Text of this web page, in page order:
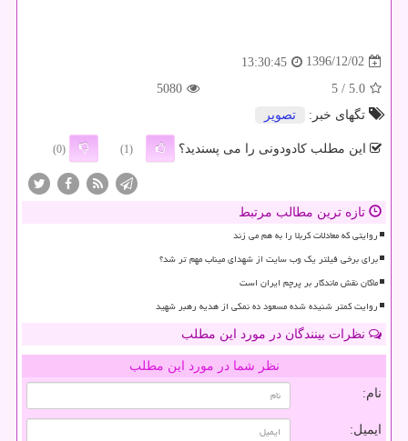
1396/12/02
13:30:45
5.0
/ 5
5080
تگهای خبر:
تصویر
این مطلب کادودونی را می پسندید؟ (1)
(0)
تازه ترین مطالب مرتبط
روایتی که معادلات کربلا را به هم می زند
برای برخی فیلتر یک وب سایت از شهدای میناب مهم تر شد؟
ماکان نقش ماندگار بر پرچم ایران است
روایت کمتر شنیده شده مسعود ده نمکی از هدیه رهبر شهید
نظرات بینندگان در مورد این مطلب
نظر شما در مورد این مطلب
نام:
ایمیل: